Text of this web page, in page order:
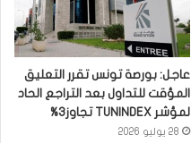
عاجل: بورصة تونس تقرر التعليق
المؤقت للتداول بعد التراجع الحاد
لمؤشر TUNINDEX تجاوز3%
28 يوليو 2026